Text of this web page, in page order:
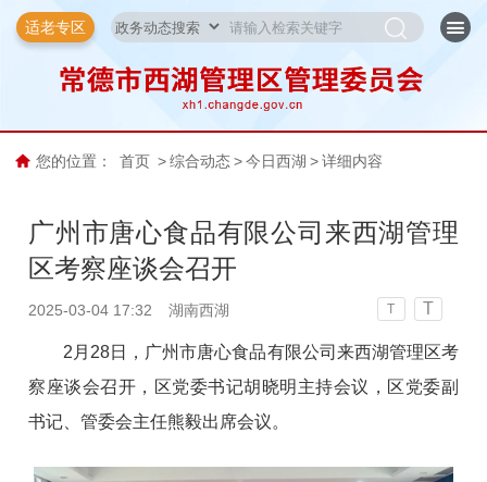
适老专区
您的位置： 首页 > 综合动态 > 今日西湖 > 详细内容
广州市唐心食品有限公司来西湖管理
区考察座谈会召开
2025-03-04 17:32 湖南西湖 T T
2月28日，广州市唐心食品有限公司来西湖管理区考
察座谈会召开，区党委书记胡晓明主持会议，区党委副
书记、管委会主任熊毅出席会议。